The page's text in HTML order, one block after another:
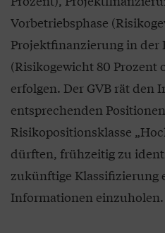
Vorbetriebsphase
Projektfinanzierung in der
(Risikogewicht 80 Prozent
erfolgen. Der GVB rät den
entsprechenden
Risikopositionsklasse
dürften, frühzeitig zu
zukünftige Klassifizierung
Informationen einzuholen.